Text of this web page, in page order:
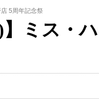
5周年記念祭
)】ミス・